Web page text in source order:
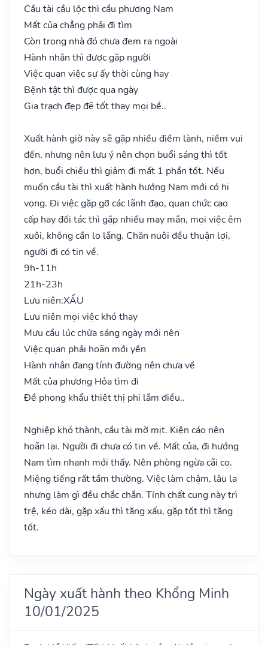
Cầu tài cầu lộc thì cầu phương Nam
Mất của chẳng phải đi tìm
Còn trong nhà đó chưa đem ra ngoài
Hành nhân thì được gặp người
Việc quan việc sự ấy thời cùng hay
Bệnh tật thì được qua ngày
Gia trạch đẹp đẽ tốt thay mọi bề..
Xuất hành giờ này sẽ gặp nhiều điềm lành, niềm vui
đến, nhưng nên lưu ý nên chọn buổi sáng thì tốt
hơn, buổi chiều thì giảm đi mất 1 phần tốt. Nếu
muốn cầu tài thì xuất hành hướng Nam mới có hi
vọng. Đi việc gặp gỡ các lãnh đạo, quan chức cao
cấp hay đối tác thì gặp nhiều may mắn, mọi việc êm
xuôi, không cần lo lắng. Chăn nuôi đều thuận lợi,
người đi có tin về.
9h-11h
21h-23h
Lưu niên:XẤU
Lưu niên mọi việc khó thay
Mưu cầu lúc chửa sáng ngày mới nên
Việc quan phải hoãn mới yên
Hành nhân đang tính đường nên chưa về
Mất của phương Hỏa tìm đi
Đề phong khẩu thiệt thị phi lắm điều..
Nghiệp khó thành, cầu tài mờ mịt. Kiện cáo nên
hoãn lại. Người đi chưa có tin về. Mất của, đi hướng
Nam tìm nhanh mới thấy. Nên phòng ngừa cãi cọ.
Miệng tiếng rất tầm thường. Việc làm chậm, lâu la
nhưng làm gì đều chắc chắn. Tính chất cung này trì
trệ, kéo dài, gặp xấu thì tăng xấu, gặp tốt thì tăng
tốt.
Ngày xuất hành theo Khổng Minh
10/01/2025